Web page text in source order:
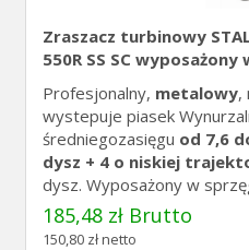
Zraszacz turbinowy STAL
550R SS SC wyposażony
Profesjonalny, metalowy,
wystepuje piasek
średniegozasięgu od 7,6
dysz + 4 o niskiej
dysz. Wyposażony w
185,48 zł Brutto
150,80 zł netto